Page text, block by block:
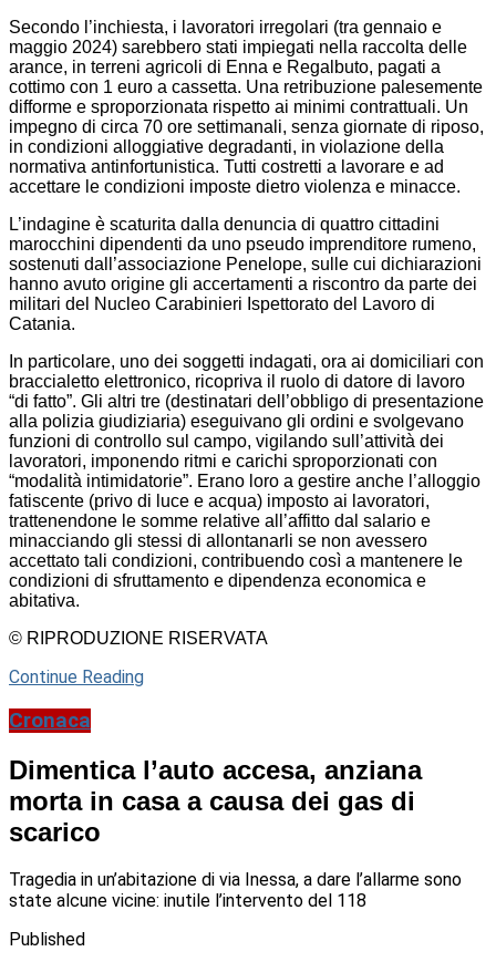
Secondo l’inchiesta, i lavoratori irregolari (tra gennaio e
maggio 2024) sarebbero stati impiegati nella raccolta delle
arance, in terreni agricoli di Enna e Regalbuto, pagati a
cottimo con 1 euro a cassetta. Una retribuzione palesemente
difforme e sproporzionata rispetto ai minimi contrattuali. Un
impegno di circa 70 ore settimanali, senza giornate di riposo,
in condizioni alloggiative degradanti, in violazione della
normativa antinfortunistica. Tutti costretti a lavorare e ad
accettare le condizioni imposte dietro violenza e minacce.
L’indagine è scaturita dalla denuncia di quattro cittadini
marocchini dipendenti da uno pseudo imprenditore rumeno,
sostenuti dall’associazione Penelope, sulle cui dichiarazioni
hanno avuto origine gli accertamenti a riscontro da parte dei
militari del Nucleo Carabinieri Ispettorato del Lavoro di
Catania.
In particolare, uno dei soggetti indagati, ora ai domiciliari con
braccialetto elettronico, ricopriva il ruolo di datore di lavoro
“di fatto”. Gli altri tre (destinatari dell’obbligo di presentazione
alla polizia giudiziaria) eseguivano gli ordini e svolgevano
funzioni di controllo sul campo, vigilando sull’attività dei
lavoratori, imponendo ritmi e carichi sproporzionati con
“modalità intimidatorie”. Erano loro a gestire anche l’alloggio
fatiscente (privo di luce e acqua) imposto ai lavoratori,
trattenendone le somme relative all’affitto dal salario e
minacciando gli stessi di allontanarli se non avessero
accettato tali condizioni, contribuendo così a mantenere le
condizioni di sfruttamento e dipendenza economica e
abitativa.
© RIPRODUZIONE RISERVATA
Continue Reading
Cronaca
Dimentica l’auto accesa, anziana
morta in casa a causa dei gas di
scarico
Tragedia in un’abitazione di via Inessa, a dare l’allarme sono
state alcune vicine: inutile l’intervento del 118
Published